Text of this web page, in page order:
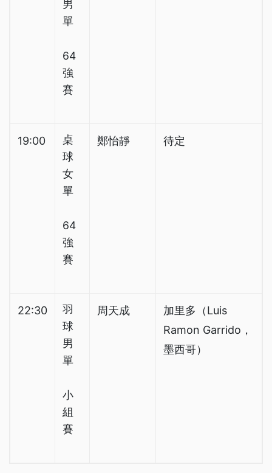
男
單
64
強
賽
19:00
桌
球
女
單
64
強
賽
鄭怡靜 待定
22:30
羽
球
男
單
小
組
賽
周天成
加里多（Luis
Ramon Garrido，
墨西哥）